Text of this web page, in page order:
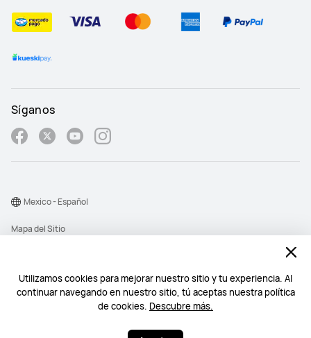
Utilizamos cookies para mejorar nuestro sitio y tu experiencia. Al
continuar navegando en nuestro sitio, tú aceptas nuestra política
de cookies. Descubre más.
Síganos
©2026 Huawei Device Co., Ltd. All rights reserved.
Mapa del Sitio
Declaración de privacidad
Mexico - Español